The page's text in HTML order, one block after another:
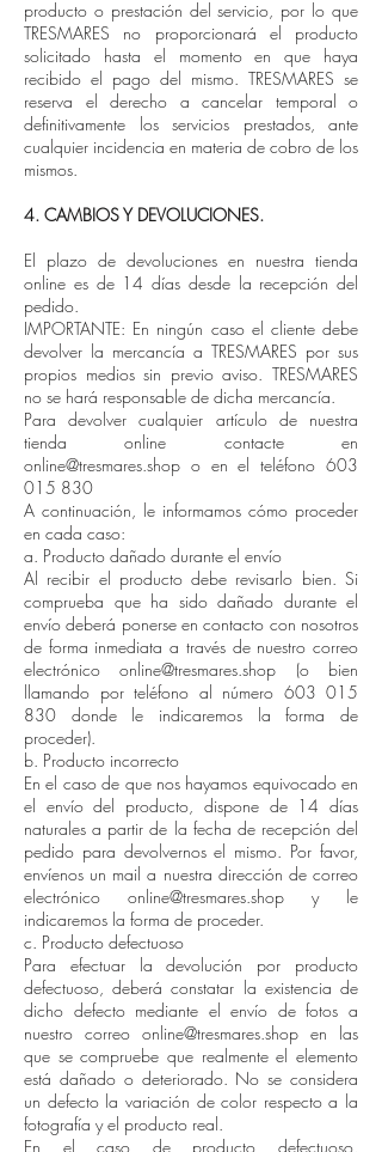
producto o prestación del servicio, por lo que
TRESMARES no proporcionará el producto
solicitado hasta el momento en que haya
recibido el pago del mismo. TRESMARES se
reserva el derecho a cancelar temporal o
definitivamente los servicios prestados, ante
cualquier incidencia en materia de cobro de los
mismos.
4. CAMBIOS Y DEVOLUCIONES.
El plazo de devoluciones en nuestra tienda
online es de 14 días desde la recepción del
pedido.
IMPORTANTE: En ningún caso el cliente debe
devolver la mercancía a TRESMARES por sus
propios medios sin previo aviso. TRESMARES
no se hará responsable de dicha mercancía.
Para devolver cualquier artículo de nuestra
tienda online contacte en
online@tresmares.shop o en el teléfono 603
015 830
A continuación, le informamos cómo proceder
en cada caso:
a. Producto dañado durante el envío
Al recibir el producto debe revisarlo bien. Si
comprueba que ha sido dañado durante el
envío deberá ponerse en contacto con nosotros
de forma inmediata a través de nuestro correo
electrónico online@tresmares.shop (o bien
llamando por teléfono al número 603 015
830 donde le indicaremos la forma de
proceder).
b. Producto incorrecto
En el caso de que nos hayamos equivocado en
el envío del producto, dispone de 14 días
naturales a partir de la fecha de recepción del
pedido para devolvernos el mismo. Por favor,
envíenos un mail a nuestra dirección de correo
electrónico online@tresmares.shop y le
indicaremos la forma de proceder.
c. Producto defectuoso
Para efectuar la devolución por producto
defectuoso, deberá constatar la existencia de
dicho defecto mediante el envío de fotos a
nuestro correo online@tresmares.shop en las
que se compruebe que realmente el elemento
está dañado o deteriorado. No se considera
un defecto la variación de color respecto a la
fotografía y el producto real.
En el caso de producto defectuoso,